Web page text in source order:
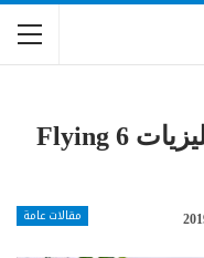
بوابة المستقبل مادة الإنجليزيات 6 Flying
مقالات عامة